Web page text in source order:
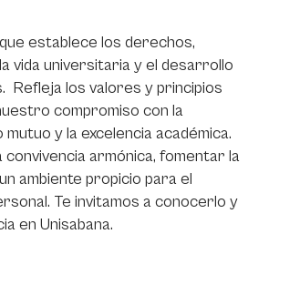
establece los derechos,
vida universitaria y el desarrollo
Refleja los valores y principios
compromiso con la
y la excelencia académica.
armónica, fomentar la
ambiente propicio para el
Te invitamos a conocerlo y
en Unisabana.